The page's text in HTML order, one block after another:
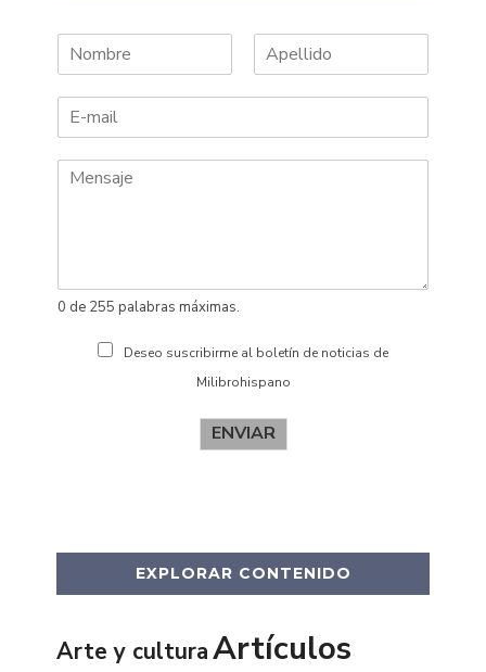
o
b
p
l
0 de 255 palabras máximas.
Deseo suscribirme al boletín de noticias de
Milibrohispano
ENVIAR
EXPLORAR CONTENIDO
Arte y culturaArtículos